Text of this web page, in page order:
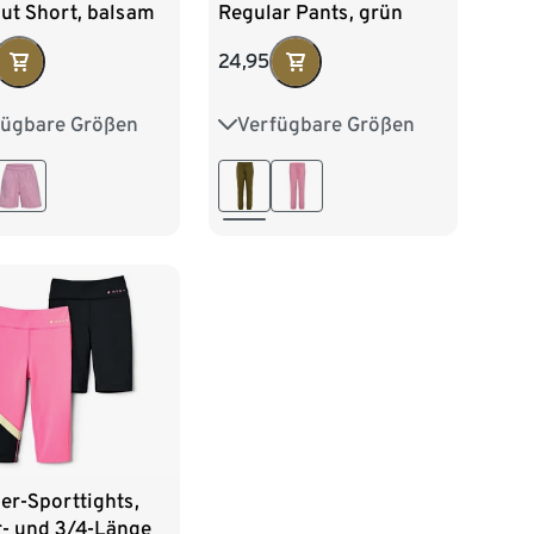
Short, balsam
Größen
116 122 128
140
Regular Pants, grün
24,95
Verfügbare Größen
122 128 134 140
146 152
Sporttights,
und 3/4-Länge